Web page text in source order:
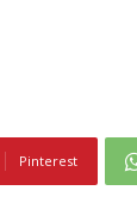
Pinterest